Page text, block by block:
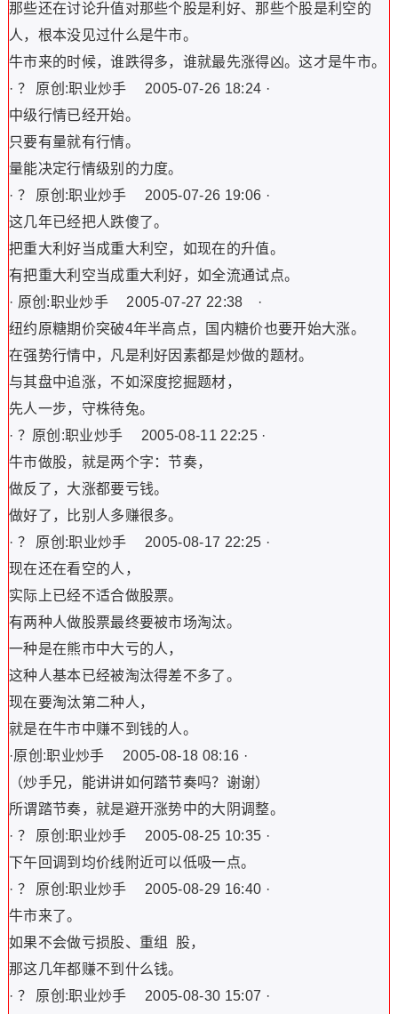
那些还在讨论升值对那些个股是利好、那些个股是利空的
人，根本没见过什么是牛市。
牛市来的时候，谁跌得多，谁就最先涨得凶。这才是牛市。
· ？ 原创:职业炒手 2005-07-26 18:24 ·
中级行情已经开始。
只要有量就有行情。
量能决定行情级别的力度。
· ？ 原创:职业炒手 2005-07-26 19:06 ·
这几年已经把人跌傻了。
把重大利好当成重大利空，如现在的升值。
有把重大利空当成重大利好，如全流通试点。
· 原创:职业炒手 2005-07-27 22:38 ·
纽约原糖期价突破4年半高点，国内糖价也要开始大涨。
在强势行情中，凡是利好因素都是炒做的题材。
与其盘中追涨，不如深度挖掘题材，
先人一步，守株待兔。
· ？原创:职业炒手 2005-08-11 22:25 ·
牛市做股，就是两个字：节奏，
做反了，大涨都要亏钱。
做好了，比别人多赚很多。
· ？ 原创:职业炒手 2005-08-17 22:25 ·
现在还在看空的人，
实际上已经不适合做股票。
有两种人做股票最终要被市场淘汰。
一种是在熊市中大亏的人，
这种人基本已经被淘汰得差不多了。
现在要淘汰第二种人，
就是在牛市中赚不到钱的人。
·原创:职业炒手 2005-08-18 08:16 ·
（炒手兄，能讲讲如何踏节奏吗？谢谢）
所谓踏节奏，就是避开涨势中的大阴调整。
· ？ 原创:职业炒手 2005-08-25 10:35 ·
下午回调到均价线附近可以低吸一点。
· ？ 原创:职业炒手 2005-08-29 16:40 ·
牛市来了。
如果不会做亏损股、重组 股，
那这几年都赚不到什么钱。
· ？ 原创:职业炒手 2005-08-30 15:07 ·